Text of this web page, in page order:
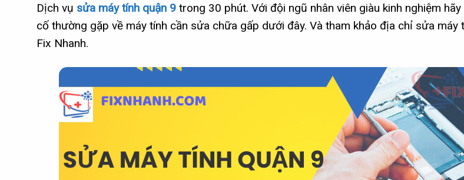
Dịch vụ sửa máy tính quận 9 trong 30 phút. Với đội ngũ nhân viên giàu kinh nghiệm
cố thường gặp về máy tính cần sửa chữa gấp dưới đây. Và tham khảo địa chỉ sửa máy
Fix Nhanh.